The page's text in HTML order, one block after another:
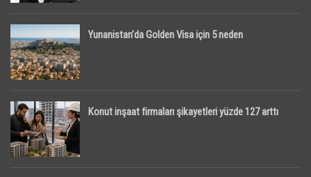
Yunanistan’da Golden Visa için 5 neden
Konut inşaat firmaları şikayetleri yüzde 127 arttı